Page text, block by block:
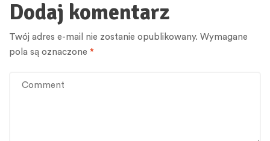
Dodaj komentarz
Twój adres e-mail nie zostanie opublikowany. Wymagane
pola są oznaczone *